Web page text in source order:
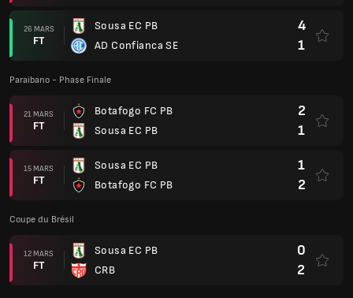
26 MARS
FT
Sousa EC PB
AD Confianca SE
4
1
Paraibano - Phase Finale
21 MARS
FT
Botafogo FC PB
Sousa EC PB
2
1
15 MARS
FT
Sousa EC PB
Botafogo FC PB
1
2
Coupe du Brésil
12 MARS
FT
Sousa EC PB
CRB
0
2